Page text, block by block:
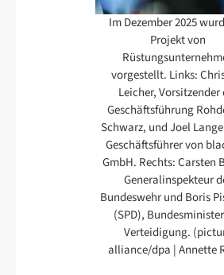
Im Dezember 2025
Projekt von
vorgestellt. Links:
Leicher, Vorsitzender
Geschäftsführung
Schwarz, und Joel
Geschäftsführer von
GmbH. Rechts: Carsten
Generalinspekteur
Bundeswehr und Boris
(SPD),
Verteidigung.
alliance/dpa | Annette